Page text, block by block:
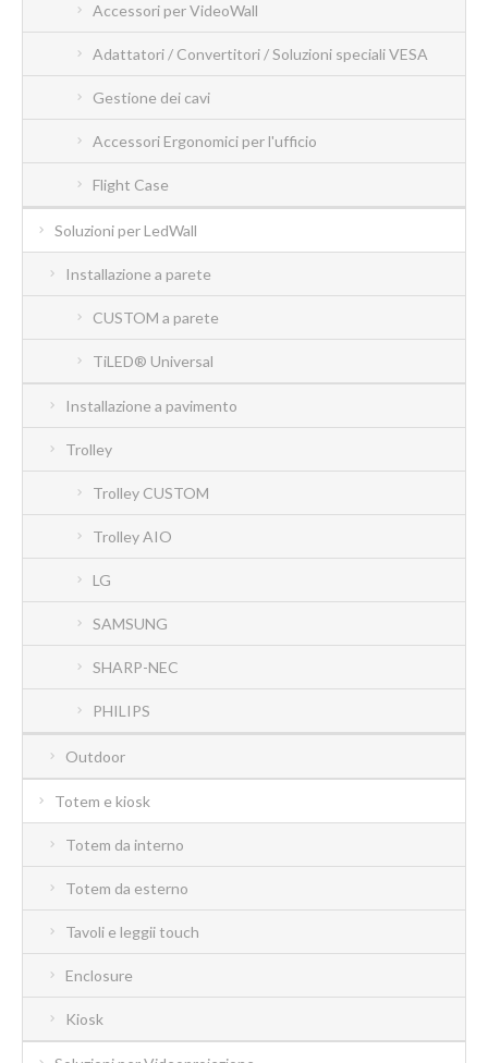
Accessori per VideoWall
Adattatori / Convertitori / Soluzioni speciali VESA
Gestione dei cavi
Accessori Ergonomici per l'ufficio
Flight Case
Soluzioni per LedWall
Installazione a parete
CUSTOM a parete
TiLED® Universal
Installazione a pavimento
Trolley
Trolley CUSTOM
Trolley AIO
LG
SAMSUNG
SHARP-NEC
PHILIPS
Outdoor
Totem e kiosk
Totem da interno
Totem da esterno
Tavoli e leggii touch
Enclosure
Kiosk